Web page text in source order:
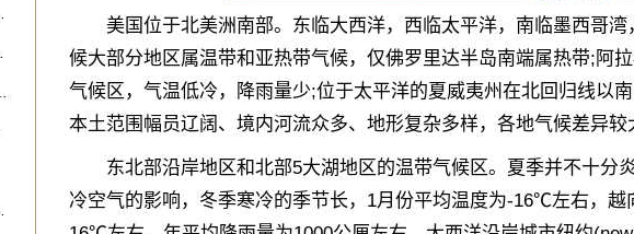
美国位于北美洲南部。东临大西洋，西临太平洋，南临墨西哥湾
候大部分地区属温带和亚热带气候，仅佛罗里达半岛南端属热带;阿
气候区，气温低冷，降雨量少;位于太平洋的夏威夷州在北回归线以
本土范围幅员辽阔、境内河流众多、地形复杂多样，各地气候差异
东北部沿岸地区和北部5大湖地区的温带气候区。夏季并不十分
冷空气的影响，冬季寒冷的季节长，1月份平均温度为-16℃左右，